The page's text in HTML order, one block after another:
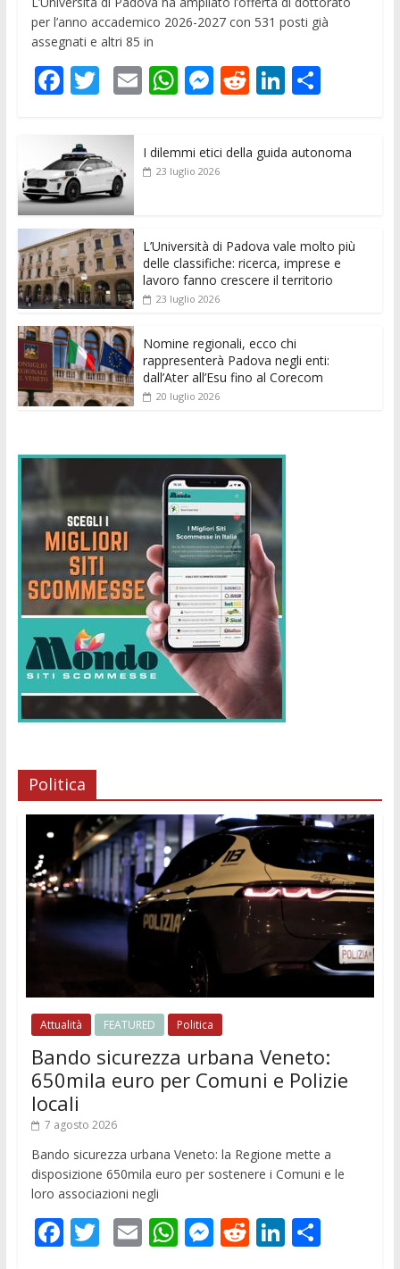
per l’anno accademico 2026-2027 con 531 posti già
assegnati e altri 85 in
F
e
b
o
o
k
T
itt
er
E
ai
l
W
s
p
M
ss
e
er
R
di
Li
e
C
di
I dilemmi etici della guida autonoma
23 luglio 2026
L’Università di Padova vale molto più
delle classifiche: ricerca, imprese e
lavoro fanno crescere il territorio
23 luglio 2026
Nomine regionali, ecco chi
rappresenterà Padova negli enti:
dall’Ater all’Esu fino al Corecom
20 luglio 2026
Politica
Attualità FEATURED Politica
Bando sicurezza urbana Veneto:
650mila euro per Comuni e Polizie
locali
7 agosto 2026
Bando sicurezza urbana Veneto: la Regione mette a
disposizione 650mila euro per sostenere i Comuni e le
loro associazioni negli
F T E W M R Li C